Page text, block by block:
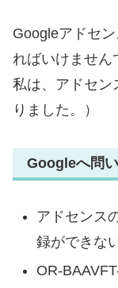
Googleアドセ
ればいけません
私は、アドセン
りました。）
Googleへ問
アドセンス
録ができない
OR-